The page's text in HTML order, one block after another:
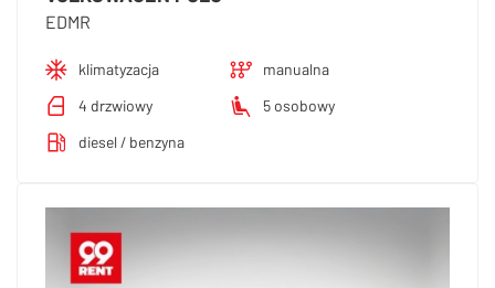
EDMR
klimatyzacja
manualna
4 drzwiowy
5 osobowy
diesel / benzyna